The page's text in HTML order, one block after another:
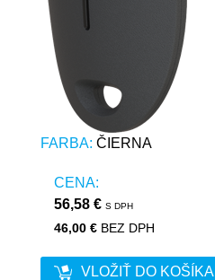
FARBA: ČIERNA
CENA:
56,58 € S DPH
46,00 € BEZ DPH
VLOŽIŤ DO KOŠÍKA